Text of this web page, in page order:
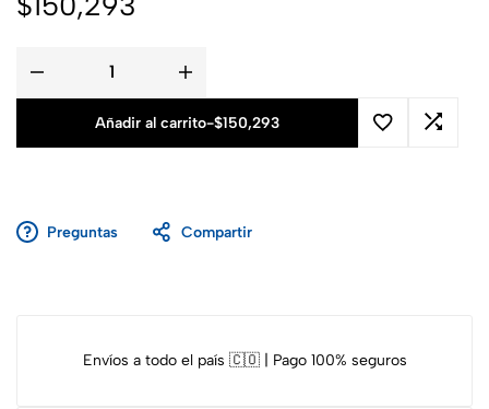
Añadir al carrito-$150,293
Preguntas Compartir
Envíos a todo el país 🇨🇴 | Pago 100% seguros